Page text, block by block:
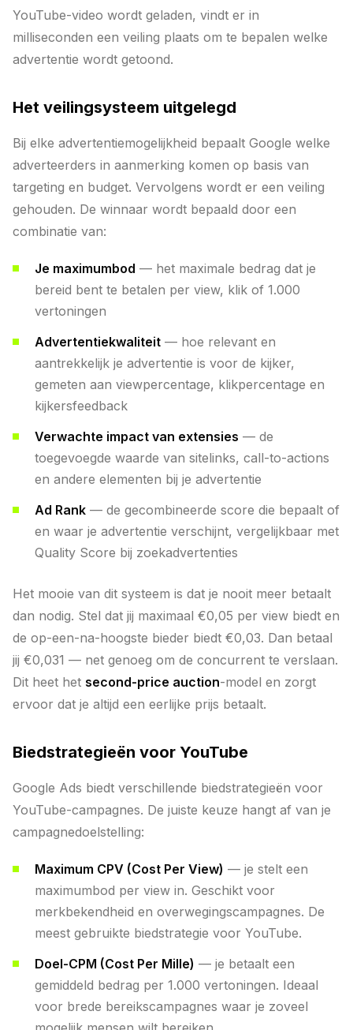
YouTube-video wordt geladen, vindt er in
milliseconden een veiling plaats om te bepalen welke
advertentie wordt getoond.
Het veilingsysteem uitgelegd
Bij elke advertentiemogelijkheid bepaalt Google welke
adverteerders in aanmerking komen op basis van
targeting en budget. Vervolgens wordt er een veiling
gehouden. De winnaar wordt bepaald door een
combinatie van:
Je maximumbod — het maximale bedrag dat je
bereid bent te betalen per view, klik of 1.000
vertoningen
Advertentiekwaliteit — hoe relevant en
aantrekkelijk je advertentie is voor de kijker,
gemeten aan viewpercentage, klikpercentage en
kijkersfeedback
Verwachte impact van extensies — de
toegevoegde waarde van sitelinks, call-to-actions
en andere elementen bij je advertentie
Ad Rank — de gecombineerde score die bepaalt of
en waar je advertentie verschijnt, vergelijkbaar met
Quality Score bij zoekadvertenties
Het mooie van dit systeem is dat je nooit meer betaalt
dan nodig. Stel dat jij maximaal €0,05 per view biedt en
de op-een-na-hoogste bieder biedt €0,03. Dan betaal
jij €0,031 — net genoeg om de concurrent te verslaan.
Dit heet het second-price auction-model en zorgt
ervoor dat je altijd een eerlijke prijs betaalt.
Biedstrategieën voor YouTube
Google Ads biedt verschillende biedstrategieën voor
YouTube-campagnes. De juiste keuze hangt af van je
campagnedoelstelling:
Maximum CPV (Cost Per View) — je stelt een
maximumbod per view in. Geschikt voor
merkbekendheid en overwegingscampagnes. De
meest gebruikte biedstrategie voor YouTube.
Doel-CPM (Cost Per Mille) — je betaalt een
gemiddeld bedrag per 1.000 vertoningen. Ideaal
voor brede bereikscampagnes waar je zoveel